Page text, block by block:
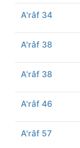
A'râf 34
A'râf 38
A'râf 38
A'râf 46
A'râf 57